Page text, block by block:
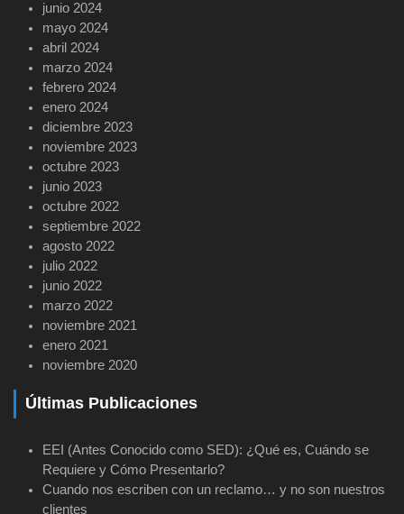
junio 2024
mayo 2024
abril 2024
marzo 2024
febrero 2024
enero 2024
diciembre 2023
noviembre 2023
octubre 2023
junio 2023
octubre 2022
septiembre 2022
agosto 2022
julio 2022
junio 2022
marzo 2022
noviembre 2021
enero 2021
noviembre 2020
Últimas Publicaciones
EEI (Antes Conocido como SED): ¿Qué es, Cuándo se
Requiere y Cómo Presentarlo?
Cuando nos escriben con un reclamo… y no son nuestros
clientes